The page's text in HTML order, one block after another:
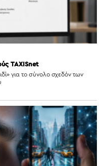
TAXISnet
για το σύνολο σχεδόν των